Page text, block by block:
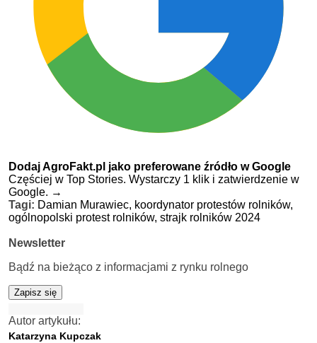
Dodaj AgroFakt.pl jako preferowane źródło w Google
Częściej w Top Stories. Wystarczy 1 klik i zatwierdzenie w
Google. →
Tagi: Damian Murawiec, koordynator protestów rolników,
ogólnopolski protest rolników, strajk rolników 2024
Newsletter
Bądź na bieżąco z informacjami z rynku rolnego
Zapisz się
Autor artykułu:
Katarzyna Kupczak